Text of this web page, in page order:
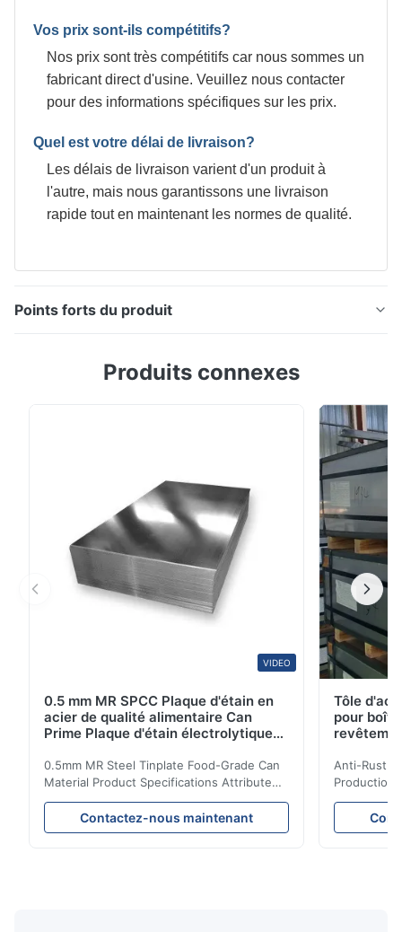
Vos prix sont-ils compétitifs?
Nos prix sont très compétitifs car nous sommes un
fabricant direct d'usine. Veuillez nous contacter
pour des informations spécifiques sur les prix.
Quel est votre délai de livraison?
Les délais de livraison varient d'un produit à
l'autre, mais nous garantissons une livraison
rapide tout en maintenant les normes de qualité.
Points forts du produit
les accessoires de boîte, SGS certifié étain de qualité
revêtue d'une couche d'étain appliquée soit par
immersion dans du métal fondu, soit par dépôt
électrolytique; presque toute la plaque d'étain ...
Produits connexes
VIDEO
0.5 mm MR SPCC Plaque d'étain en
acier de qualité alimentaire Can
Prime Plaque d'étain électrolytique
0.5mm MR Steel Tinplate Food-Grade Can
Material Product Specifications Attribute
Value Product Name 0.5mm MR Steel
Tinplate Food-Grade Can Material Material
MR, SPCC, prime Tinplate / TFS Tin Coating
Contactez-nous maintenant
Tôle
pour
Anti-Rust
Production
Value
Tinplate
MR, SPCC,